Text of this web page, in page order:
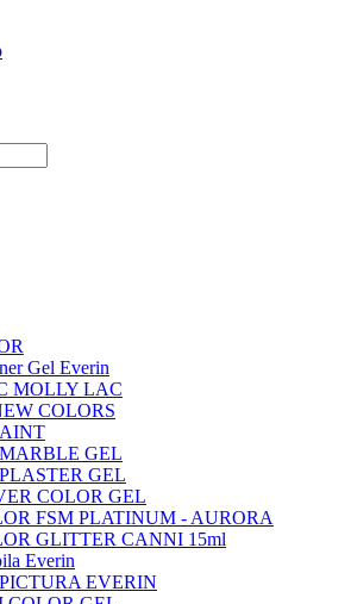
Gel Everin
MOLLY LAC
COLORS
GEL
GEL
COLOR GEL
FSM PLATINUM - AURORA
GLITTER CANNI 15ml
Everin
EVERIN